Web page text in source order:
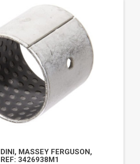
MASSEY FERGUSON,
3426938M1